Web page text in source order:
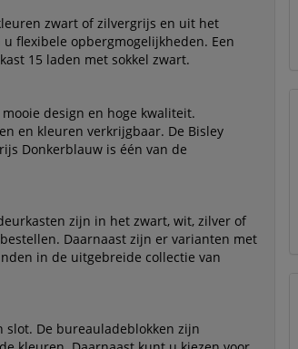
zwart of zilvergrijs en uit het
flexibele opbergmogelijkheden. Een
15 laden met sokkel zwart.
design en hoge kwaliteit.
en kleuren verkrijgbaar. De Bisley
Donkerblauw is één van de
zijn in het zwart, wit, zilver of
Daarnaast zijn er varianten met
in de uitgebreide collectie van
slot. De bureauladeblokken zijn